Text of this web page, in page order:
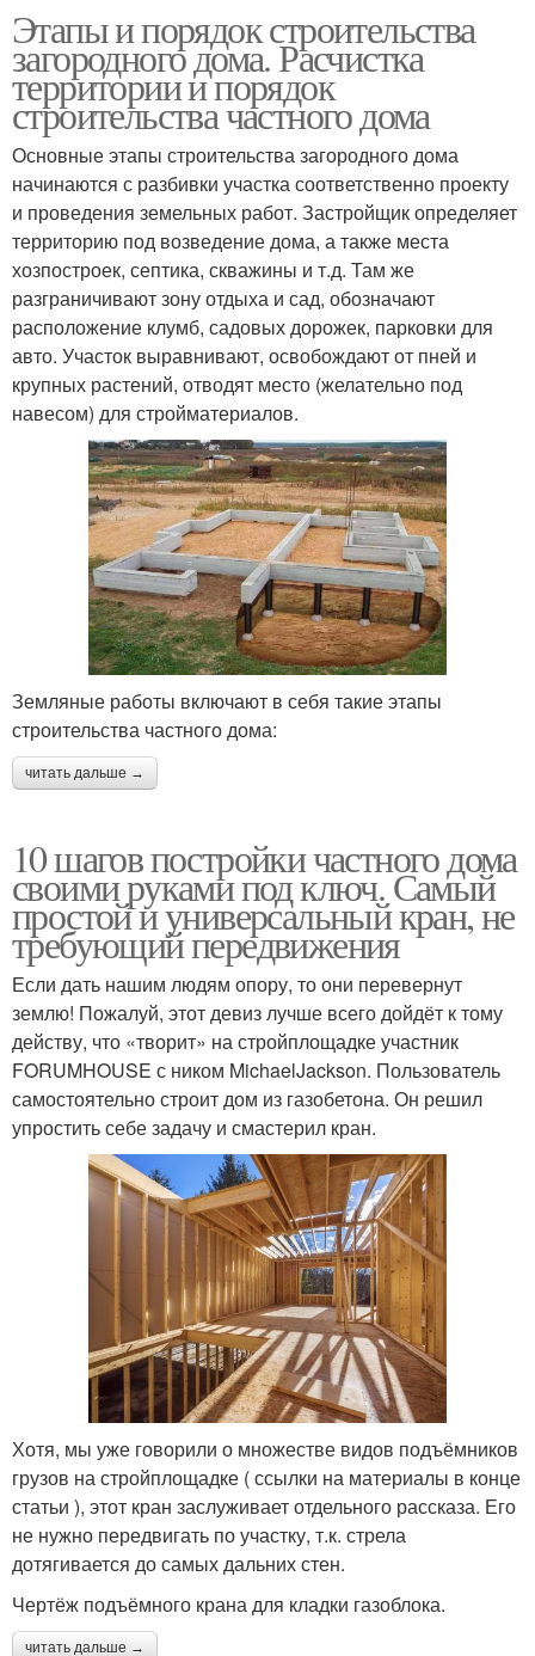
Этапы и порядок строительства
загородного дома. Расчистка
территории и порядок
строительства частного дома
Основные этапы строительства загородного дома
начинаются с разбивки участка соответственно проекту
и проведения земельных работ. Застройщик определяет
территорию под возведение дома, а также места
хозпостроек, септика, скважины и т.д. Там же
разграничивают зону отдыха и сад, обозначают
расположение клумб, садовых дорожек, парковки для
авто. Участок выравнивают, освобождают от пней и
крупных растений, отводят место (желательно под
навесом) для стройматериалов.
Земляные работы включают в себя такие этапы
строительства частного дома:
читать дальше →
10 шагов постройки частного дома
своими руками под ключ. Самый
простой и универсальный кран, не
требующий передвижения
Если дать нашим людям опору, то они перевернут
землю! Пожалуй, этот девиз лучше всего дойдёт к тому
действу, что «творит» на стройплощадке участник
FORUMHOUSE с ником MichaelJackson. Пользователь
самостоятельно строит дом из газобетона. Он решил
упростить себе задачу и смастерил кран.
Хотя, мы уже говорили о множестве видов подъёмников
грузов на стройплощадке ( ссылки на материалы в конце
статьи ), этот кран заслуживает отдельного рассказа. Его
не нужно передвигать по участку, т.к. стрела
дотягивается до самых дальних стен.
Чертёж подъёмного крана для кладки газоблока.
читать дальше →